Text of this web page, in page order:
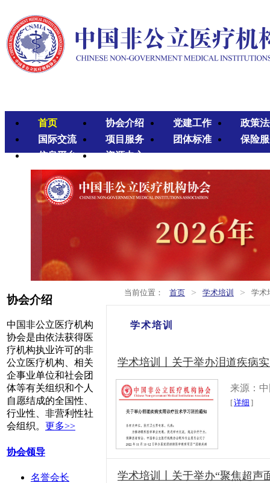
首页 协会介绍 党建工作
政策
国际交流
项目服务 团体标准
保险
信息平台
资源中心
协会介绍
中国非公立医疗机构
协会是由依法获得医
疗机构执业许可的非
公立医疗机构、相关
企事业单位和社会团
体等有关组织和个人
自愿结成的全国性、
行业性、非营利性社
会组织。 更多>>
协会领导
名誉会长
当前位置： 首页 > 学术培训 > 学术
学术培训
学术培训丨关于举办泪道疾病
来源：
[详细 ]
学术培训丨关于举办“聚焦超声